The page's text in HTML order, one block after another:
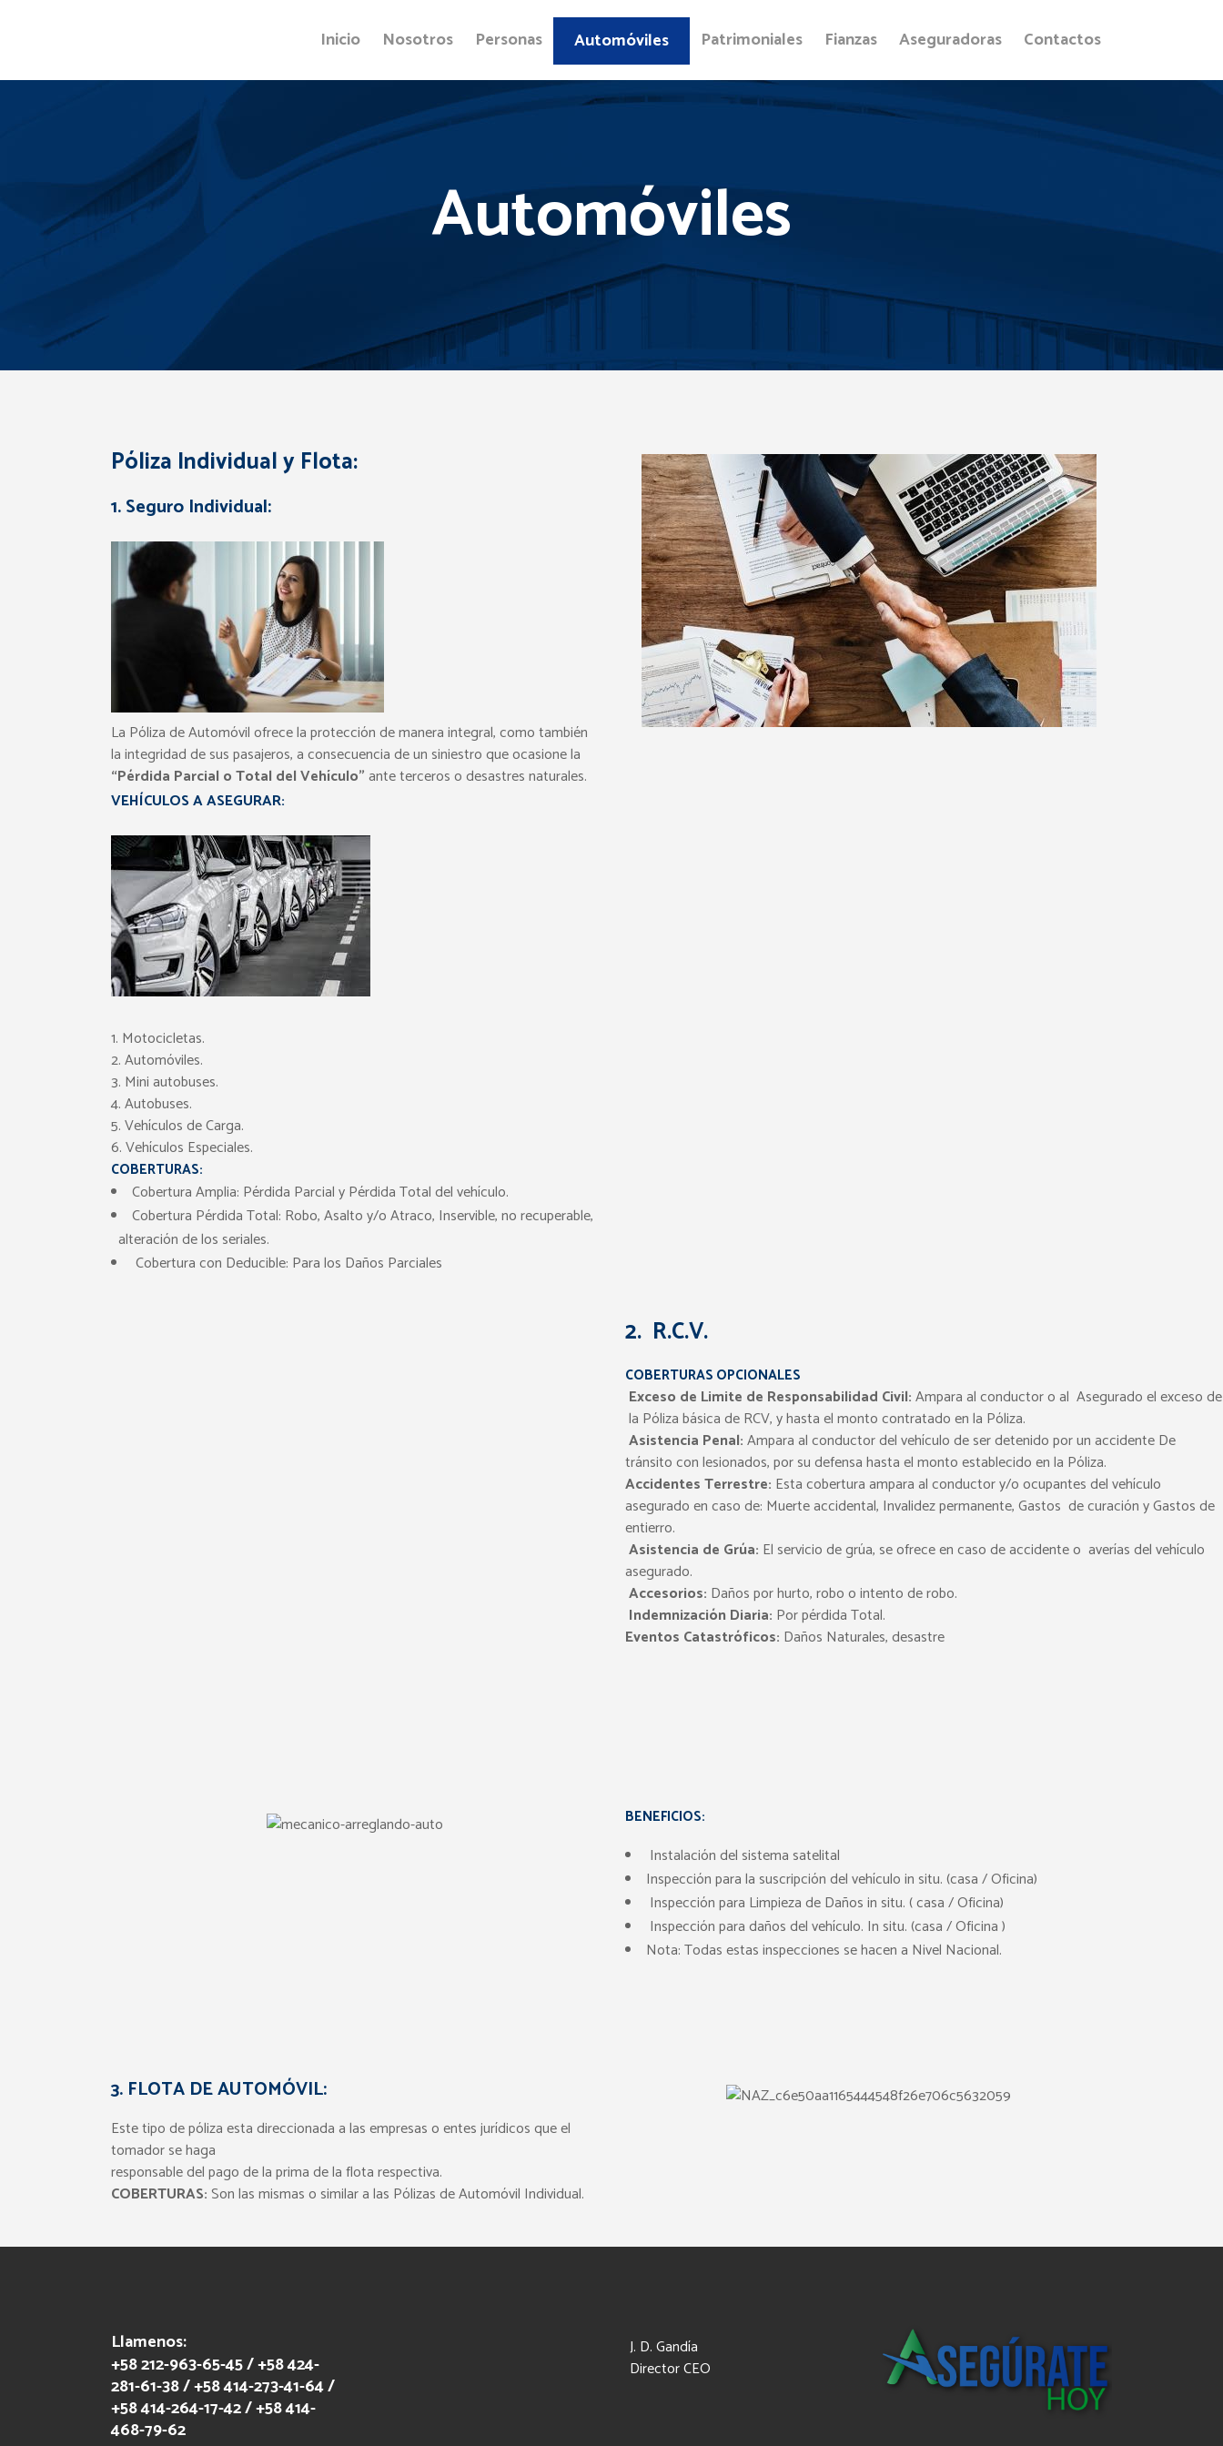
Inicio Nosotros Personas Automóviles Patrimoniales Fianzas Aseguradoras Contactos
Automóviles
Póliza Individual y Flota:
1. Seguro Individual:
La Póliza de Automóvil ofrece la protección de manera integral, como también
la integridad de sus pasajeros, a consecuencia de un siniestro que ocasione la
“Pérdida Parcial o Total del Vehículo”ante terceros o desastres naturales.
VEHÍCULOS A ASEGURAR:
1. Motocicletas.
2. Automóviles.
3. Mini autobuses.
4. Autobuses.
5. Vehículos de Carga.
6. Vehículos Especiales.
COBERTURAS:
Cobertura Amplia: Pérdida Parcial y Pérdida Total del vehículo.
Cobertura Pérdida Total: Robo, Asalto y/o Atraco, Inservible, no recuperable,
alteración de los seriales.
Cobertura con Deducible: Para los Daños Parciales
2. R.C.V.
COBERTURAS OPCIONALES
Exceso de Limite de Responsabilidad Civil:Ampara al conductor o al Asegurado el exceso de
la Póliza básica de RCV, y hasta el monto contratado en la Póliza.
Asistencia Penal:Ampara al conductor del vehículo de ser detenido por un accidente De
tránsito con lesionados, por su defensa hasta el monto establecido en la Póliza.
Accidentes Terrestre: Esta cobertura ampara al conductor y/o ocupantes del vehículo
asegurado en caso de: Muerte accidental, Invalidez permanente, Gastos de curación y Gastos de
entierro.
Asistencia de Grúa: El servicio de grúa, se ofrece en caso de accidente o averías del vehículo
asegurado.
Accesorios: Daños por hurto, robo o intento de robo.
Indemnización Diaria: Por pérdida Total.
Eventos Catastróficos: Daños Naturales, desastre
BENEFICIOS:
Instalación del sistema satelital
Inspección para la suscripción del vehículo in situ. (casa / Oficina)
Inspección para Limpieza de Daños in situ. ( casa / Oficina)
Inspección para daños del vehículo. In situ. (casa / Oficina )
Nota: Todas estas inspecciones se hacen a Nivel Nacional.
3. FLOTA DE AUTOMÓVIL:
Este tipo de póliza esta direccionada a las empresas o entes jurídicos que el
tomador se haga
responsable del pago de la prima de la flota respectiva.
COBERTURAS:Son las mismas o similar a las Pólizas de Automóvil Individual.
Llamenos:
+58 212-963-65-45 / +58 424-
281-61-38 / +58 414-273-41-64 /
+58 414-264-17-42 / +58 414-
468-79-62
J. D. Gandía
Director CEO